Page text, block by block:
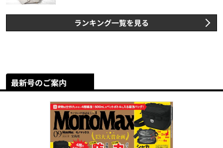
ランキング一覧を見る
最新号のご案内